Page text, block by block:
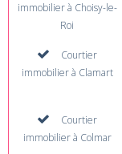
immobilier à Choisy-le-
Roi
Courtier
immobilier à Clamart
Courtier
immobilier à Colmar